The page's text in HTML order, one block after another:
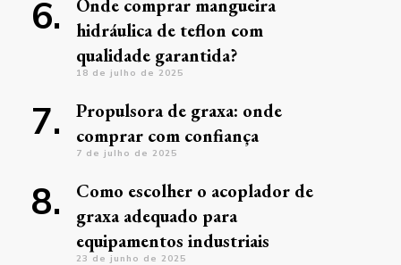
Onde comprar mangueira
hidráulica de teflon com
qualidade garantida?
18 de julho de 2025
Propulsora de graxa: onde
comprar com confiança
7 de julho de 2025
Como escolher o acoplador de
graxa adequado para
equipamentos industriais
23 de junho de 2025